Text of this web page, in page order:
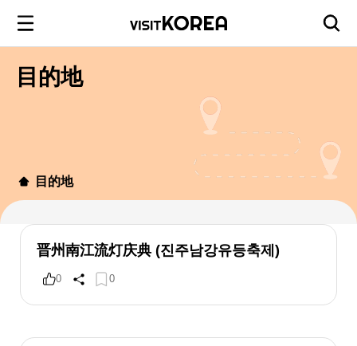
目的地
目的地
晋州南江流灯庆典 (진주남강유등축제)
0 0